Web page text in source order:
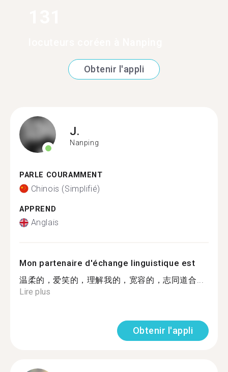
Obtenir l'appli
J.
Nanping
PARLE COURAMMENT
Chinois (Simplifié)
APPREND
Anglais
Mon partenaire d'échange linguistique est
温柔的，爱笑的，理解我的，宽容的，志同道合...
Lire plus
Obtenir l'appli